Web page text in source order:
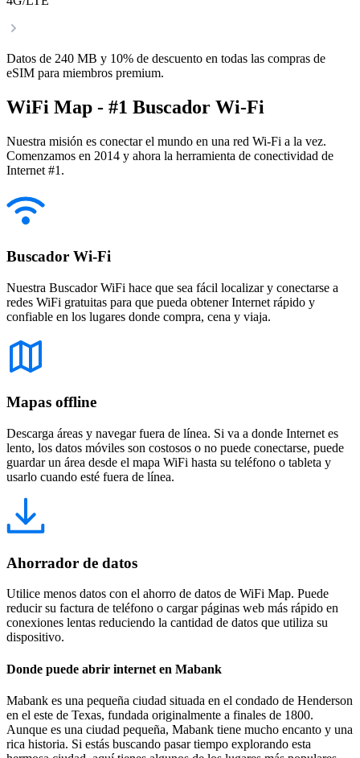
Datos de 240 MB y 10% de descuento en todas las compras de
eSIM para miembros premium.
WiFi Map - #1 Buscador Wi-Fi
Nuestra misión es conectar el mundo en una red Wi-Fi a la vez.
Comenzamos en 2014 y ahora la herramienta de conectividad de
Internet #1.
Buscador Wi-Fi
Nuestra Buscador WiFi hace que sea fácil localizar y conectarse a
redes WiFi gratuitas para que pueda obtener Internet rápido y
confiable en los lugares donde compra, cena y viaja.
Mapas offline
Descarga áreas y navegar fuera de línea. Si va a donde Internet es
lento, los datos móviles son costosos o no puede conectarse, puede
guardar un área desde el mapa WiFi hasta su teléfono o tableta y
usarlo cuando esté fuera de línea.
Ahorrador de datos
Utilice menos datos con el ahorro de datos de WiFi Map. Puede
reducir su factura de teléfono o cargar páginas web más rápido en
conexiones lentas reduciendo la cantidad de datos que utiliza su
dispositivo.
Donde puede abrir internet en Mabank
Mabank es una pequeña ciudad situada en el condado de Henderson
en el este de Texas, fundada originalmente a finales de 1800.
Aunque es una ciudad pequeña, Mabank tiene mucho encanto y una
rica historia. Si estás buscando pasar tiempo explorando esta